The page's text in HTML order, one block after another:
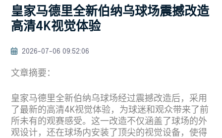
皇家马德里全新伯纳乌球场震撼改造
高清4K视觉体验
2026-07-06 09:52:06
文章摘要：
皇家马德里全新伯纳乌球场经过震撼改造后，采用
了最新的高清4K视觉体验，为球迷和观众带来了前
所未有的观赛感受。这一改造不仅涵盖了球场的外
观设计，还在球场内安装了顶尖的视觉设备，使得